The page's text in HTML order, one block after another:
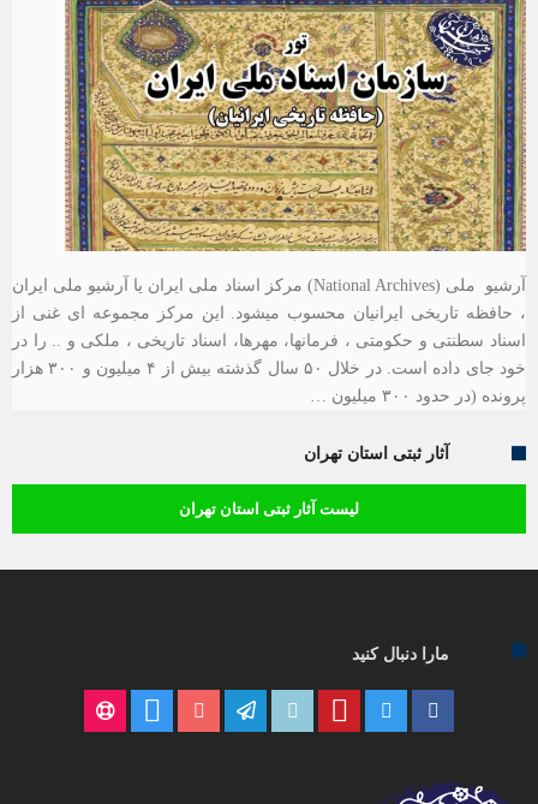
آرشیو ملی (National Archives) مرکز اسناد ملی ایران یا آرشیو ملی ایران
، حافظه تاریخی ایرانیان محسوب میشود. این مرکز مجموعه ای غنی از
اسناد سطنتی و حکومتی ، فرمانها، مهرها، اسناد تاریخی ، ملکی و .. را در
خود جای داده است. در خلال ۵۰ سال گذشته بیش از ۴ میلیون و ۳۰۰ هزار
پرونده (در حدود ۳۰۰ میلیون …
آثار ثبتی استان تهران
لیست آثار ثبتی استان تهران
مارا دنبال کنید